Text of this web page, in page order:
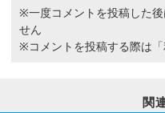
※一度コメントを投稿した
せん
※コメントを投稿する際は
関